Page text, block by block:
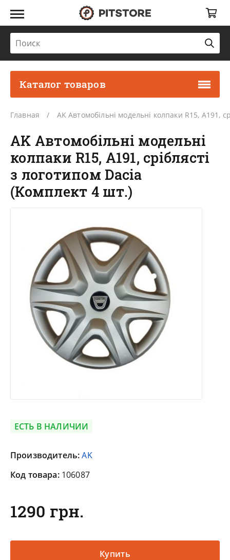
Каталог товаров
Главная AK Автомобільні модельні колпаки R15, A191,
AK Автомобільні модельні
колпаки R15, A191, сріблясті
з логотипом Dacia
(Комплект 4 шт.)
ЕСТЬ В НАЛИЧИИ
Производитель:AK
Код товара: 106087
1290 грн.
Купить